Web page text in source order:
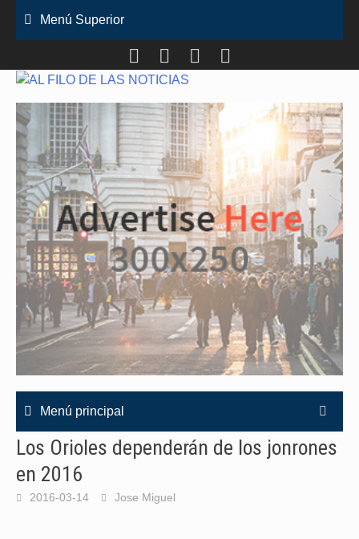
Menú Superior
Menú principal
Los Orioles dependerán de los jonrones
en 2016
2016-03-14 Jose Miguel